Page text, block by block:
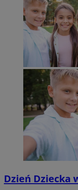
Dzień Dziecka